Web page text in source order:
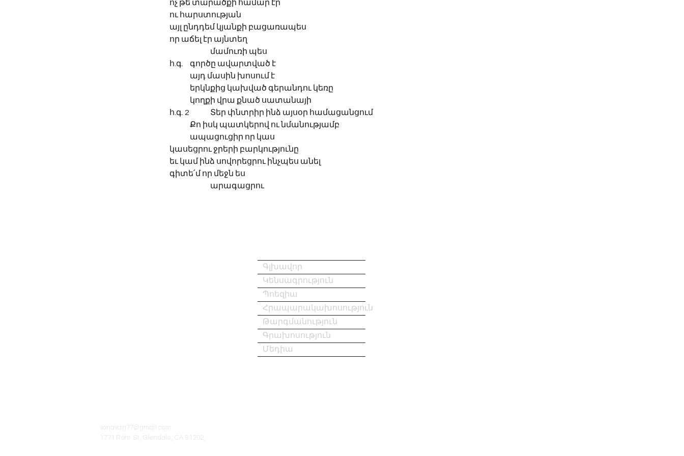
ոչ թե տարածքի համար էր
ու հարստության
այլ ընդդեմ կյանքի բացառապես
որ աճել էր այնտեղ
		մամուռի պես
հ.գ. 	գործը ավարտված է
	այդ մասին խոսում է
	երկնքից կախված գերանդու կեռը
	կողքի վրա քնած սատանայի
հ.գ. 2 	Տեր փնտրիր ինձ այսօր համացանցում
	Քո իսկ պատկերով ու նմանությամբ
	ապացուցիր որ կաս
կասեցրու ջրերի բարկությունը
եւ կամ ինձ սովորեցրու ինչպես անել
գիտե՛մ որ մեջն ես
		արագացրու
Գլխավոր
Կենսագրություն
Պոեզիա
Հրապարակախոսություն
Թարգմանություն
Գրախոսություն
Մեդիա
sonavan77@gmail.com
1771 Rohr St, Glendale, CA 91202,